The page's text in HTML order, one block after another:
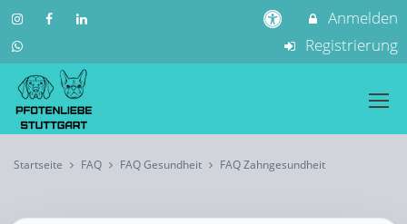
Anmelden
Registrierung
Startseite FAQ FAQ Gesundheit FAQ Zahngesundheit